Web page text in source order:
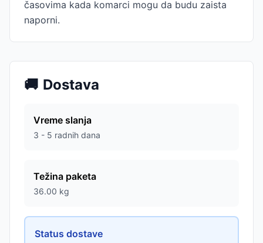
časovima kada komarci mogu da budu zaista
naporni.
🚚 Dostava
Vreme slanja
3 - 5 radnih dana
Težina paketa
36.00 kg
Status dostave